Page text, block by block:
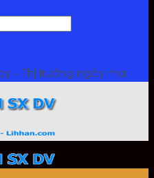
– Thị trường ngày mai